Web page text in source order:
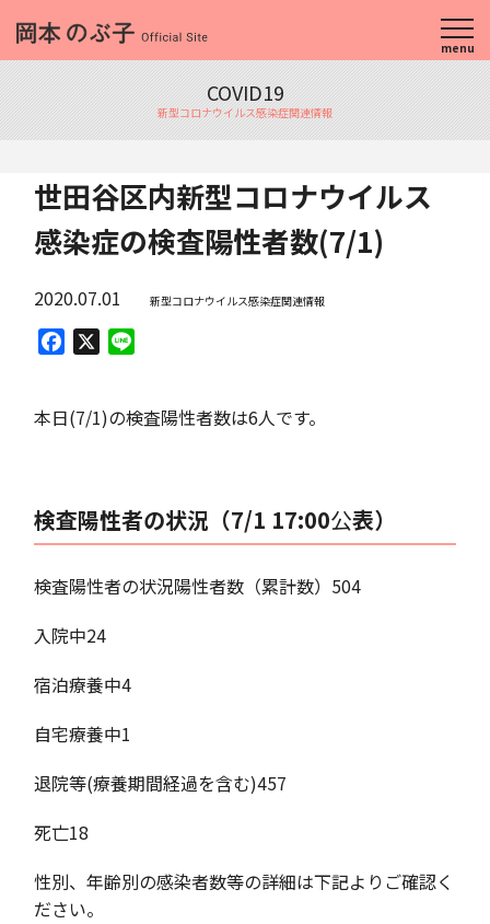
menu
COVID19
新型コロナウイルス感染症関連情報
世田谷区内新型コロナウイルス
感染症の検査陽性者数(7/1)
2020.07.01 新型コロナウイルス感染症関連情報
Facebook
本日(7/1)の検査陽性者数は6人です。
検査陽性者の状況（7/1 17:00公表）
検査陽性者の状況陽性者数（累計数）504
入院中24
宿泊療養中4
自宅療養中1
退院等(療養期間経過を含む)457
死亡18
性別、年齢別の感染者数等の詳細は下記よりご確認く
ださい。